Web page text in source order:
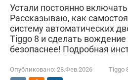
Устали постоянно
Рассказываю, как
систему автоматических
Tiggo 8 и сделать
безопаснее! Подробная
Опубликовано: 28.Фев.2026 Tiggo